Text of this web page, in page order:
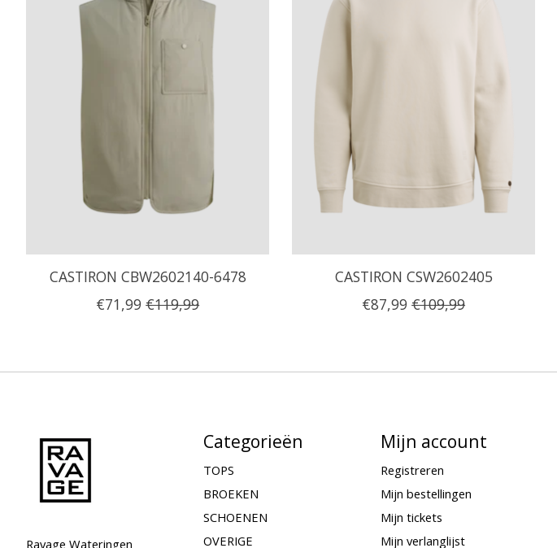
CASTIRON CBW2602140-6478
€71,99 €119,99
CASTIRON CSW2602405
€87,99 €109,99
Ravage Wateringen
Categorieën
TOPS
BROEKEN
SCHOENEN
OVERIGE
Mijn account
Registreren
Mijn bestellingen
Mijn tickets
Mijn verlanglijst